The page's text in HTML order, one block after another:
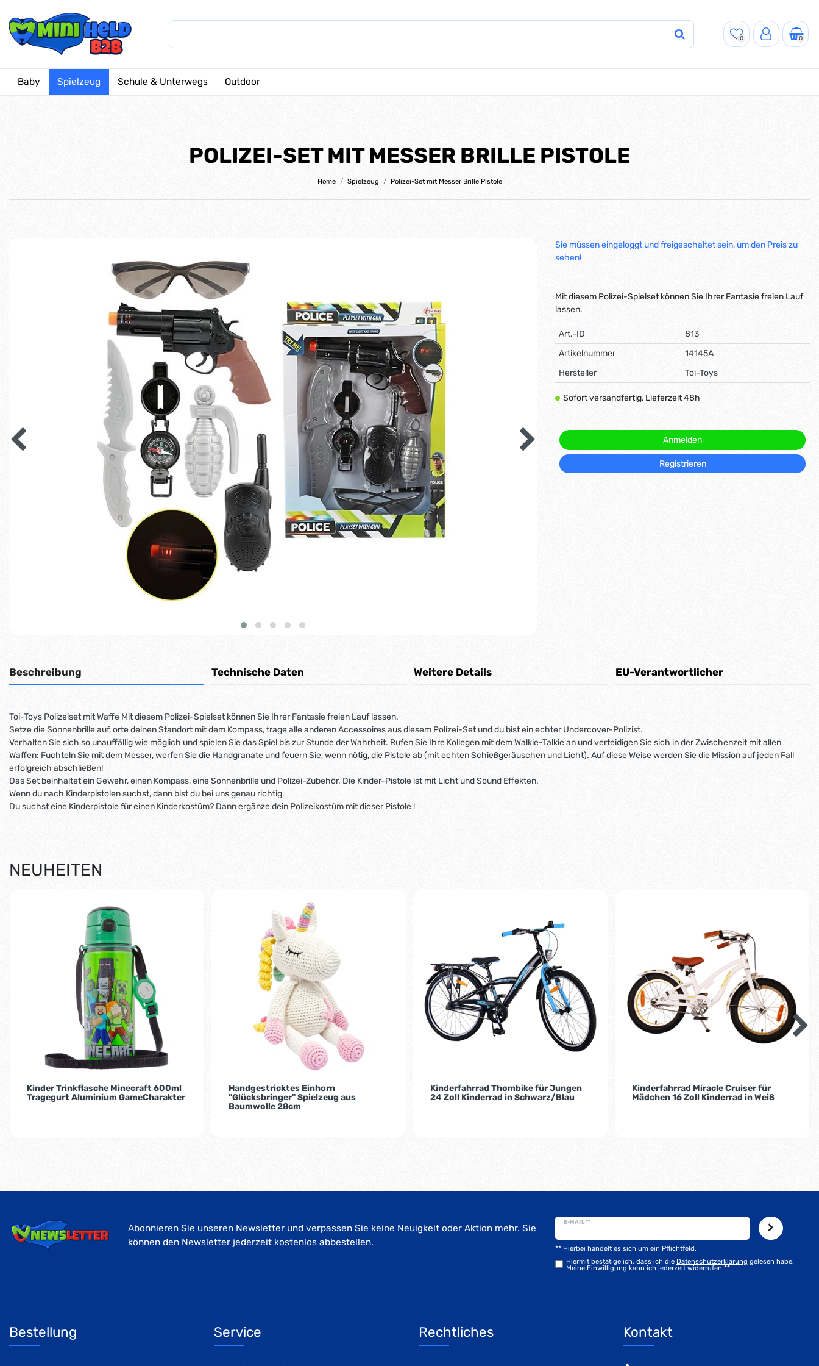
0 0
Baby Spielzeug Schule & Unterwegs Outdoor
POLIZEI-SET MIT MESSER BRILLE PISTOLE
Home Spielzeug Polizei-Set mit Messer Brille Pistole
Sie müssen eingeloggt und freigeschaltet sein, um den Preis zu
sehen!
Mit diesem Polizei-Spielset können Sie Ihrer Fantasie freien Lauf
lassen.
Art.-ID
813
Artikelnummer
14145A
Hersteller
Toi-Toys
Sofort versandfertig, Lieferzeit 48h
Anmelden
Registrieren
Beschreibung Technische Daten Weitere Details EU-Verantwortlicher
Toi-Toys Polizeiset mit Waffe Mit diesem Polizei-Spielset können Sie Ihrer Fantasie freien Lauf lassen.
Setze die Sonnenbrille auf, orte deinen Standort mit dem Kompass, trage alle anderen Accessoires aus diesem Polizei-Set und du bist ein echter Undercover-Polizist.
Verhalten Sie sich so unauffällig wie möglich und spielen Sie das Spiel bis zur Stunde der Wahrheit. Rufen Sie Ihre Kollegen mit dem Walkie-Talkie an und verteidigen Sie sich in der Zwischenzeit mit allen
Waffen: Fuchteln Sie mit dem Messer, werfen Sie die Handgranate und feuern Sie, wenn nötig, die Pistole ab (mit echten Schießgeräuschen und Licht). Auf diese Weise werden Sie die Mission auf jeden Fall
erfolgreich abschließen!
Das Set beinhaltet ein Gewehr, einen Kompass, eine Sonnenbrille und Polizei-Zubehör. Die Kinder-Pistole ist mit Licht und Sound Effekten.
Wenn du nach Kinderpistolen suchst, dann bist du bei uns genau richtig.
Du suchst eine Kinderpistole für einen Kinderkostüm? Dann ergänze dein Polizeikostüm mit dieser Pistole !
NEUHEITEN
Kinder Trinkflasche Minecraft 600ml
Tragegurt Aluminium GameCharakter
Handgestricktes Einhorn
"Glücksbringer" Spielzeug aus
Baumwolle 28cm
Kinderfahrrad Thombike für Jungen
24 Zoll Kinderrad in Schwarz/Blau
Kinderfahrrad Miracle Cruiser für
Mädchen 16 Zoll Kinderrad in Weiß
Abonnieren Sie unseren Newsletter und verpassen Sie keine Neuigkeit oder Aktion mehr. Sie
können den Newsletter jederzeit kostenlos abbestellen.
E-MAIL **
Hiermit bestätige ich, dass ich die Daten­schutz­erklärung gelesen habe.
Meine Einwilligung kann ich jederzeit widerrufen.**
** Hierbei handelt es sich um ein Pflichtfeld.
Bestellung Service Rechtliches Kontakt